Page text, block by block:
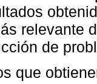
relevante
de
que